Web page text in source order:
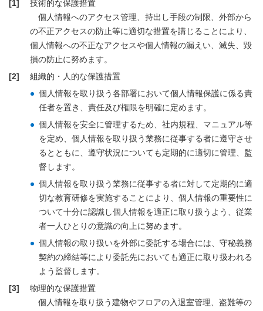
[1]
技術的な保護措置
個人情報へのアクセス管理、持出し手段の制限、外部から
の不正アクセスの防止等に適切な措置を講じることにより、
個人情報への不正なアクセスや個人情報の漏えい、滅失、毀
損の防止に努めます。
[2]
組織的・人的な保護措置
個人情報を取り扱う各部署において個人情報保護に係る責
任者を置き、責任及び権限を明確に定めます。
個人情報を安全に管理するため、社内規程、マニュアル等
を定め、個人情報を取り扱う業務に従事する者に遵守させ
るとともに、遵守状況についても定期的に適切に管理、監
督します。
個人情報を取り扱う業務に従事する者に対して定期的に適
切な教育研修を実施することにより、個人情報の重要性に
ついて十分に認識し個人情報を適正に取り扱うよう、従業
者一人ひとりの意識の向上に努めます。
個人情報の取り扱いを外部に委託する場合には、守秘義務
契約の締結等により委託先においても適正に取り扱われる
よう監督します。
[3]
物理的な保護措置
個人情報を取り扱う建物やフロアの入退室管理、盗難等の